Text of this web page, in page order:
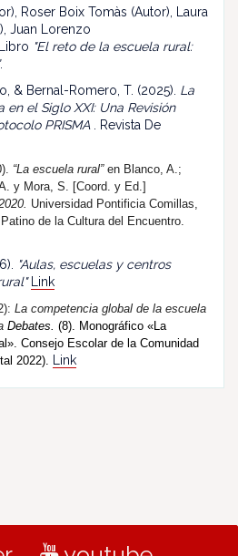
Roser Boix Tomàs (Autor), Laura
Juan Lorenzo
"El reto de la escuela rural:
.
& Bernal-Romero, T. (2025). La
en el Siglo XXI: Una Revisión
PRISMA . Revista De
“La escuela rural”en Blanco, A.;
y Mora, S. [Coord. y Ed.]
Universidad Pontificia Comillas,
de la Cultura del Encuentro.
"Aulas, escuelas y centros
Link
): La competencia global de la escuela
Debates. (8). Monográfico «La
Consejo Escolar de la Comunidad
2022).
Link